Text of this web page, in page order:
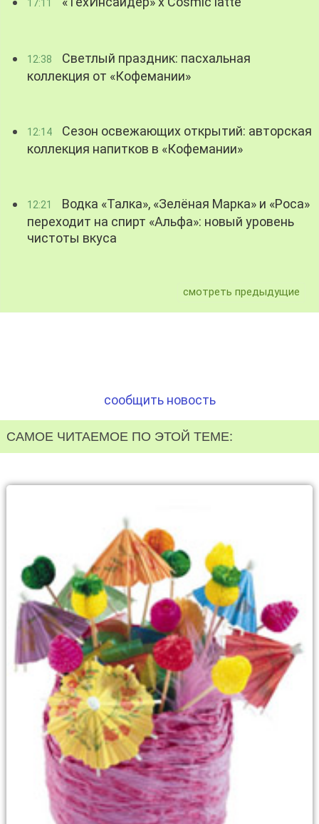
17:11
12:38
Светлый праздник: пасхальная
коллекция от «Кофемании»
12:14
Сезон освежающих открытий: авторская
коллекция напитков в «Кофемании»
12:21
Водка «Талка», «Зелёная Марка» и «Роса»
переходит на спирт «Альфа»: новый уровень
чистоты вкуса
смотреть предыдущие
сообщить новость
САМОЕ ЧИТАЕМОЕ ПО ЭТОЙ ТЕМЕ: